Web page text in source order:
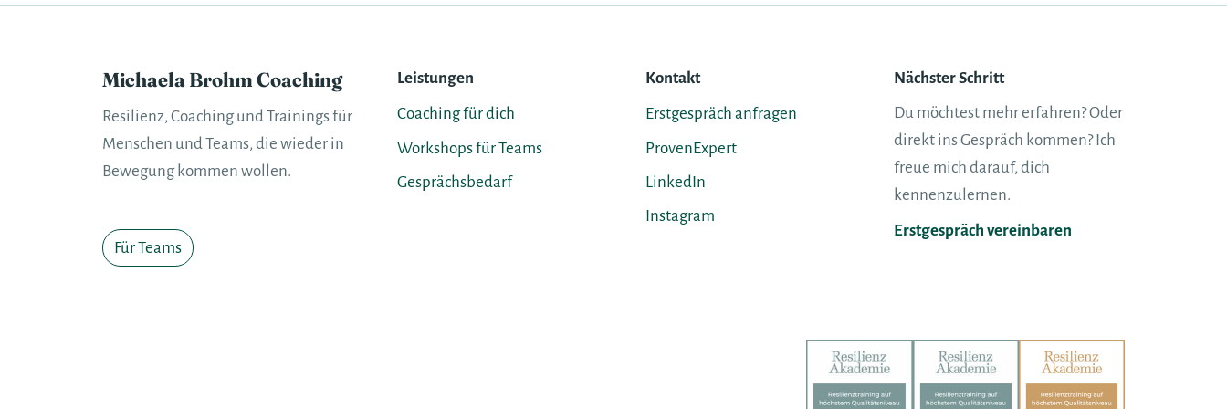
diesen Prozess. Ich bin einfach dankbar und
Michaela Brohm Coaching
Resilienz, Coaching und Trainings für
Menschen und Teams, die wieder in
Bewegung kommen wollen.
Für Teams
Leistungen
Coaching für dich
Workshops für Teams
Gesprächsbedarf
Kontakt
Erstgespräch anfragen
ProvenExpert
LinkedIn
Instagram
Nächster Schritt
Du möchtest mehr erfahren? Oder
direkt ins Gespräch kommen? Ich
freue mich darauf, dich
kennenzulernen.
Erstgespräch vereinbaren